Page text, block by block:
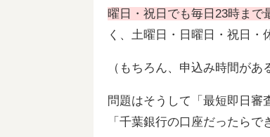
曜日・祝日でも毎日23時まで
く、土曜日・日曜日・祝日・
（もちろん、申込み時間が
問題はそうして「最短即日審
「千葉銀行の口座だったらで